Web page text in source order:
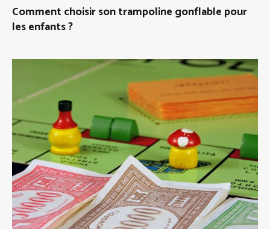
Comment choisir son trampoline gonflable pour
les enfants ?